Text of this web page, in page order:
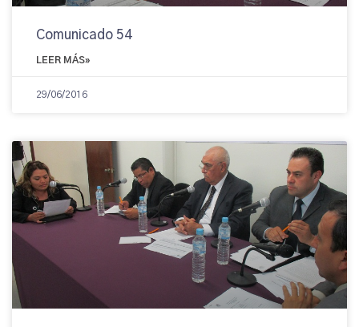
Comunicado 54
LEER MÁS»
29/06/2016